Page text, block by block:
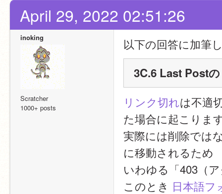
April 29, 2022 02:51:26
inoking
Scratcher
1000+ posts
以下の回答に加筆
3C.6 Last Post
リンク切れは不適
た場合に起こりま
実際には削除では
に移動されるため
いわゆる「403（
このとき 日本語フ